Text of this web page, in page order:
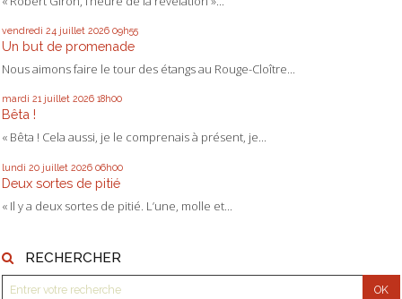
vendredi 24 juillet 2026 09h55
Un but de promenade
Nous aimons faire le tour des étangs au Rouge-Cloître...
mardi 21 juillet 2026 18h00
Bêta !
« Bêta ! Cela aussi, je le comprenais à présent, je...
lundi 20 juillet 2026 06h00
Deux sortes de pitié
« Il y a deux sortes de pitié. L’une, molle et...
RECHERCHER